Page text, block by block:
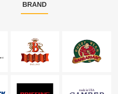
BRAND